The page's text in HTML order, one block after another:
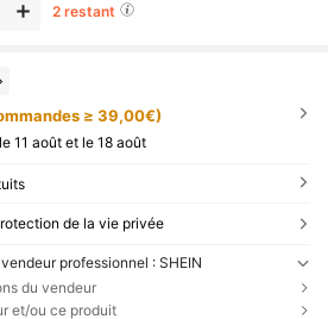
2 restant
≥ 39,00€)
le 11 août et le 18 août
de la vie privée
professionnel : SHEIN
du vendeur
et/ou ce produit